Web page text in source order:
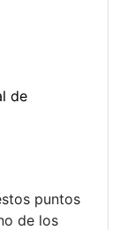
puntos
de los